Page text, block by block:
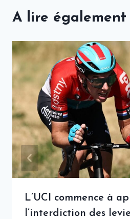
A lire également
L’UCI commence à
l’interdiction des